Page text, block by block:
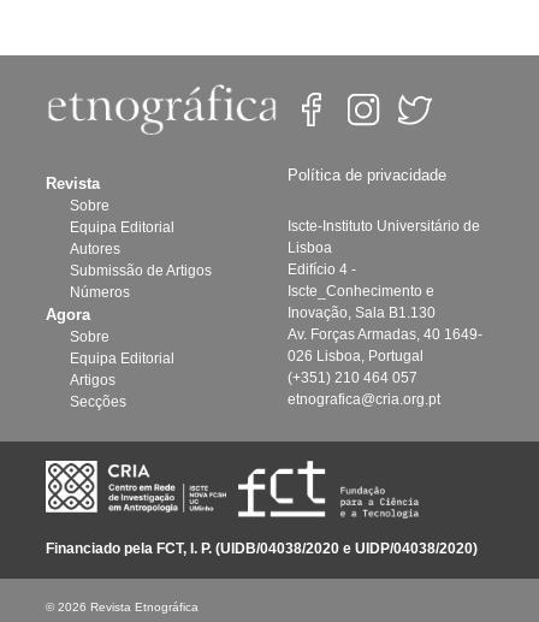
Revista
Sobre
Equipa Editorial
Autores
Submissão de Artigos
Números
Agora
Sobre
Equipa Editorial
Artigos
Secções
Política de privacidade
Iscte-Instituto Universitário de
Lisboa
Edifício 4 -
Iscte_Conhecimento e
Inovação, Sala B1.130
Av. Forças Armadas, 40 1649-
026 Lisboa, Portugal
(+351) 210 464 057
etnografica@cria.org.pt
Financiado pela FCT, I. P. (UIDB/04038/2020 e UIDP/04038/2020)
© 2026 Revista Etnográfica